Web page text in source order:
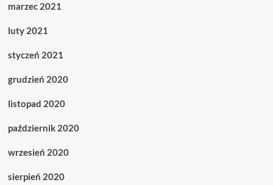
marzec 2021
luty 2021
styczeń 2021
grudzień 2020
listopad 2020
październik 2020
wrzesień 2020
sierpień 2020